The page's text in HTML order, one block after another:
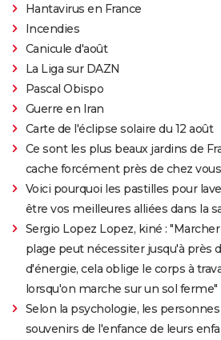
Hantavirus en France
Incendies
Canicule d'août
La Liga sur DAZN
Pascal Obispo
Guerre en Iran
Carte de l'éclipse solaire du 12 août
Ce sont les plus beaux jardins de
cache forcément près de chez vous
Voici pourquoi les pastilles pour
être vos meilleures alliées dans la
Sergio Lopez Lopez, kiné :
plage peut nécessiter jusqu'à près
d'énergie, cela oblige le corps à
lorsqu'on marche sur un sol ferme"
Selon la psychologie, les
souvenirs de l'enfance de leurs